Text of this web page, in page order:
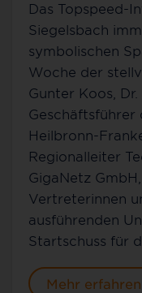
Das Topspeed-
Siegelsbach
symbolischen
Woche der
Gunter Koos,
Heilbronn-
Regionalleiter
GigaNetz
Vertreterinnen
ausführenden
Startschuss für
Mehr erfahren